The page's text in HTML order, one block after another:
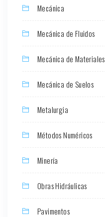
Mecánica
Mecánica de Fluidos
Mecánica de Materiales
Mecánica de Suelos
Metalurgia
Métodos Numéricos
Minería
Obras Hidráulicas
Pavimentos